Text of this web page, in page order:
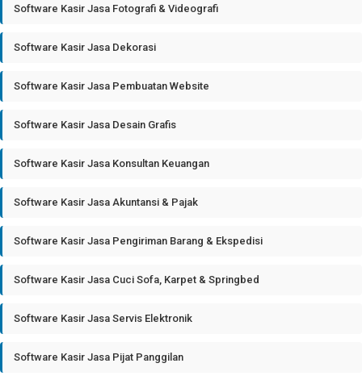
Software Kasir Jasa Fotografi & Videografi
Software Kasir Jasa Dekorasi
Software Kasir Jasa Pembuatan Website
Software Kasir Jasa Desain Grafis
Software Kasir Jasa Konsultan Keuangan
Software Kasir Jasa Akuntansi & Pajak
Software Kasir Jasa Pengiriman Barang & Ekspedisi
Software Kasir Jasa Cuci Sofa, Karpet & Springbed
Software Kasir Jasa Servis Elektronik
Software Kasir Jasa Pijat Panggilan